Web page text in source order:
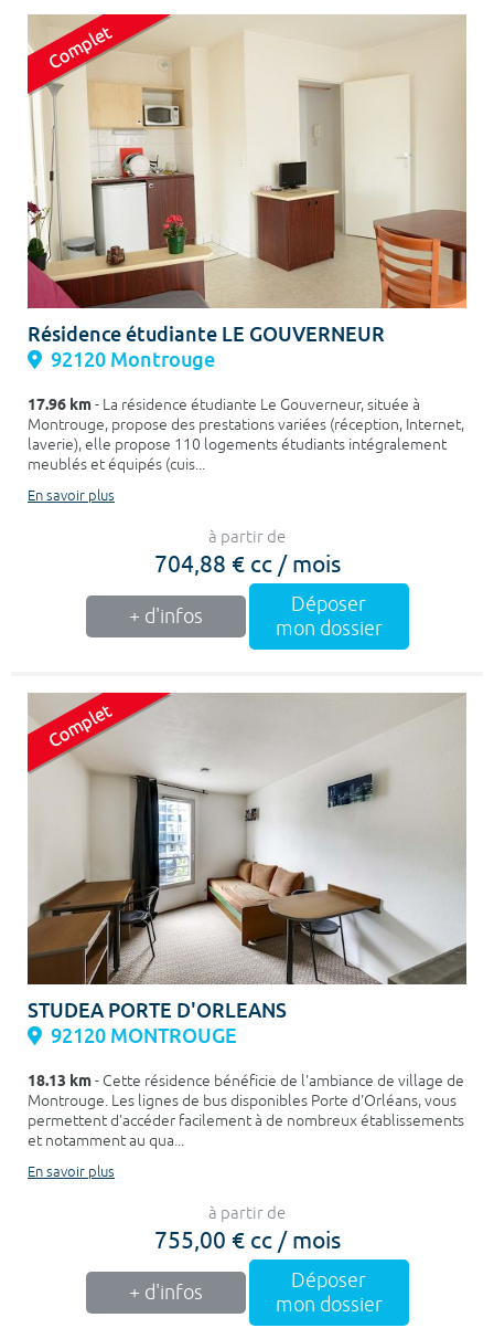
Résidence étudiante LE GOUVERNEUR
92120 Montrouge
17.96 km- La résidence étudiante Le Gouverneur, située à
Montrouge, propose des prestations variées (réception, Internet,
laverie), elle propose 110 logements étudiants intégralement
meublés et équipés (cuis...
En savoir plus
à partir de
704,88 € cc / mois
+ d'infos
Déposer
mon dossier
STUDEA PORTE D'ORLEANS
92120 MONTROUGE
18.13 km- Cette résidence bénéficie de l'ambiance de village de
Montrouge. Les lignes de bus disponibles Porte d'Orléans, vous
permettent d'accéder facilement à de nombreux établissements
et notamment au qua...
En savoir plus
à partir de
755,00 € cc / mois
+ d'infos
Déposer
mon dossier